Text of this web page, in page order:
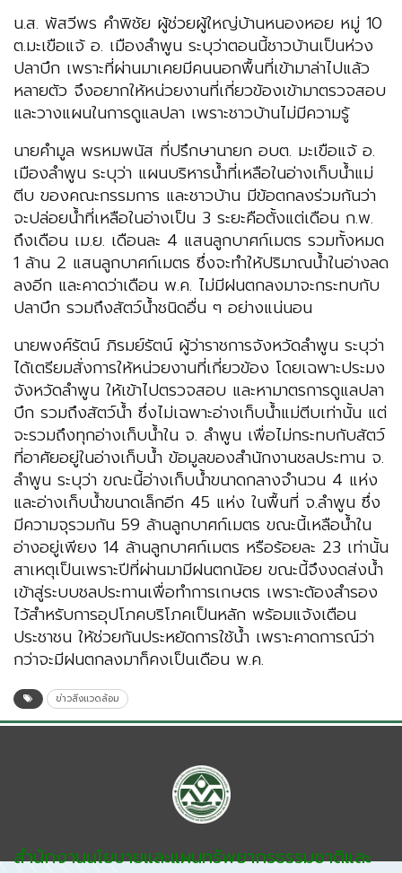
น.ส. พัสวีพร คำพิชัย ผู้ช่วยผู้ใหญ่บ้านหนองหอย หมู่ 10
ต.มะเขือแจ้ อ. เมืองลำพูน ระบุว่าตอนนี้ชาวบ้านเป็นห่วง
ปลาบึก เพราะที่ผ่านมาเคยมีคนนอกพื้นที่เข้ามาล่าไปแล้ว
หลายตัว จึงอยากให้หน่วยงานที่เกี่ยวข้องเข้ามาตรวจสอบ
และวางแผนในการดูแลปลา เพราะชาวบ้านไม่มีความรู้
นายคำมูล พรหมพนัส ที่ปรึกษานายก อบต. มะเขือแจ้ อ.
เมืองลำพูน ระบุว่า แผนบริหารน้ำที่เหลือในอ่างเก็บน้ำแม่
ตีบ ของคณะกรรมการ และชาวบ้าน มีข้อตกลงร่วมกันว่า
จะปล่อยน้ำที่เหลือในอ่างเป็น 3 ระยะคือตั้งแต่เดือน ก.พ.
ถึงเดือน เม.ย. เดือนละ 4 แสนลูกบาศก์เมตร รวมทั้งหมด
1 ล้าน 2 แสนลูกบาศก์เมตร ซึ่งจะทำให้ปริมาณน้ำในอ่างลด
ลงอีก และคาดว่าเดือน พ.ค. ไม่มีฝนตกลงมาจะกระทบกับ
ปลาบึก รวมถึงสัตว์น้ำชนิดอื่น ๆ อย่างแน่นอน
นายพงศ์รัตน์ ภิรมย์รัตน์ ผู้ว่าราชการจังหวัดลำพูน ระบุว่า
ได้เตรียมสั่งการให้หน่วยงานที่เกี่ยวข้อง โดยเฉพาะประมง
จังหวัดลำพูน ให้เข้าไปตรวจสอบ และหามาตรการดูแลปลา
บึก รวมถึงสัตว์น้ำ ซึ่งไม่เฉพาะอ่างเก็บน้ำแม่ตีบเท่านั้น แต่
จะรวมถึงทุกอ่างเก็บน้ำใน จ. ลำพูน เพื่อไม่กระทบกับสัตว์
ที่อาศัยอยู่ในอ่างเก็บน้ำ ข้อมูลของสำนักงานชลประทาน จ.
ลำพูน ระบุว่า ขณะนี้อ่างเก็บน้ำขนาดกลางจำนวน 4 แห่ง
และอ่างเก็บน้ำขนาดเล็กอีก 45 แห่ง ในพื้นที่ จ.ลำพูน ซึ่ง
มีความจุรวมกัน 59 ล้านลูกบาศก์เมตร ขณะนี้เหลือน้ำใน
อ่างอยู่เพียง 14 ล้านลูกบาศก์เมตร หรือร้อยละ 23 เท่านั้น
สาเหตุเป็นเพราะปีที่ผ่านมามีฝนตกน้อย ขณะนี้จึงงดส่งน้ำ
เข้าสู่ระบบชลประทานเพื่อทำการเกษตร เพราะต้องสำรอง
ไว้สำหรับการอุปโภคบริโภคเป็นหลัก พร้อมแจ้งเตือน
ประชาชน ให้ช่วยกันประหยัดการใช้น้ำ เพราะคาดการณ์ว่า
กว่าจะมีฝนตกลงมาก็คงเป็นเดือน พ.ค.
ข่าวสิ่งแวดล้อม
สำนักงานนโยบายและแผนทรัพยากรธรรมชาติและ